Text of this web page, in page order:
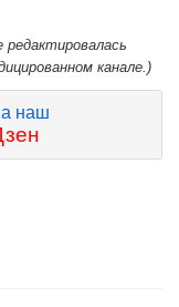
редактировалась
канале.)
наш